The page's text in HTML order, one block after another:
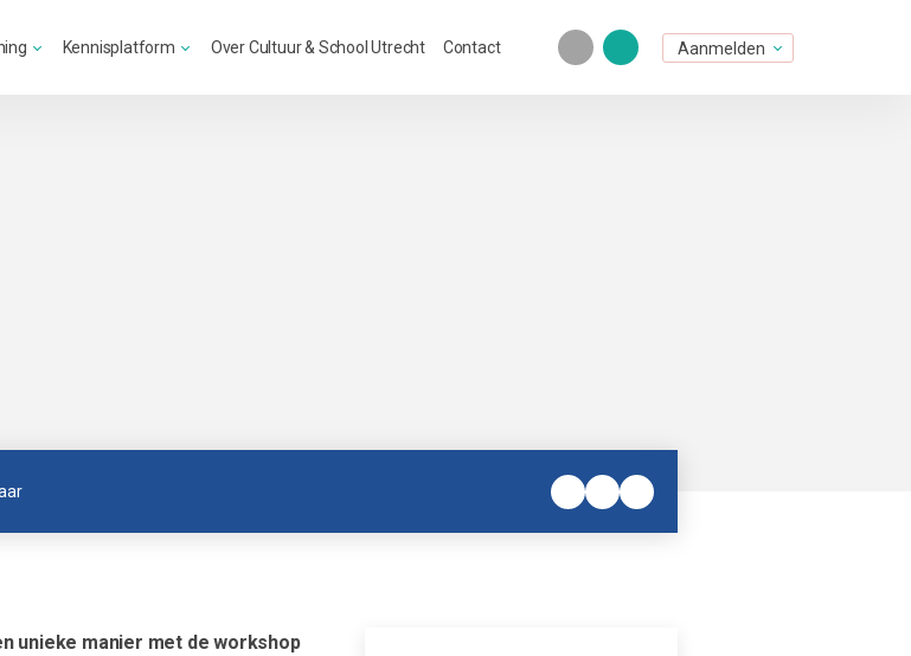
Kennisplatform Over Cultuur & School Utrecht Contact Aanmelden
unieke manier met de workshop